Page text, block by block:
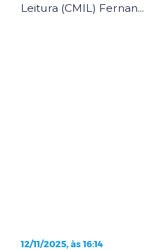
Leitura (CMIL) Fernan...
12/11/2025, às 16:14